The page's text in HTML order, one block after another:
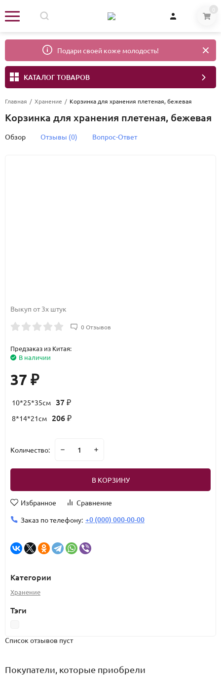
0
Подари своей коже молодость!
КАТАЛОГ ТОВАРОВ
Главная / Хранение / Корзинка для хранения плетеная, бежевая
Корзинка для хранения плетеная, бежевая
Обзор Отзывы (0) Вопрос-Ответ
Выкуп от 3х штук
0 Отзывов
Предзаказ из Китая:
В наличии
37 ₽
10*25*35см 37 ₽
8*14*21см 206 ₽
Количество:
В КОРЗИНУ
Избранное
Сравнение
Заказ по телефону: +0 (000) 000-00-00
Категории
Хранение
Тэги
Список отзывов пуст
Покупатели, которые приобрели